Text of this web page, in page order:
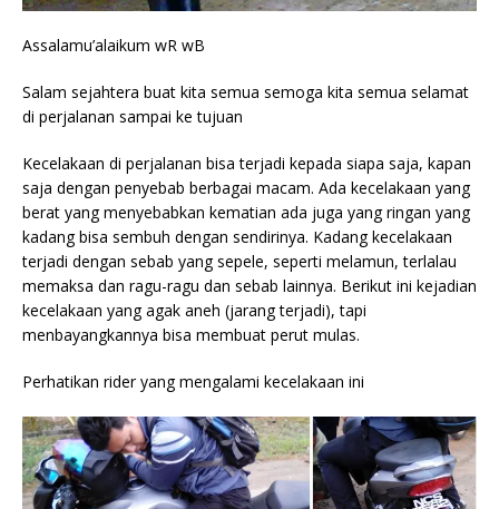
Assalamu’alaikum wR wB
Salam sejahtera buat kita semua semoga kita semua selamat
di perjalanan sampai ke tujuan
Kecelakaan di perjalanan bisa terjadi kepada siapa saja, kapan
saja dengan penyebab berbagai macam. Ada kecelakaan yang
berat yang menyebabkan kematian ada juga yang ringan yang
kadang bisa sembuh dengan sendirinya. Kadang kecelakaan
terjadi dengan sebab yang sepele, seperti melamun, terlalau
memaksa dan ragu-ragu dan sebab lainnya. Berikut ini kejadian
kecelakaan yang agak aneh (jarang terjadi), tapi
menbayangkannya bisa membuat perut mulas.
Perhatikan rider yang mengalami kecelakaan ini